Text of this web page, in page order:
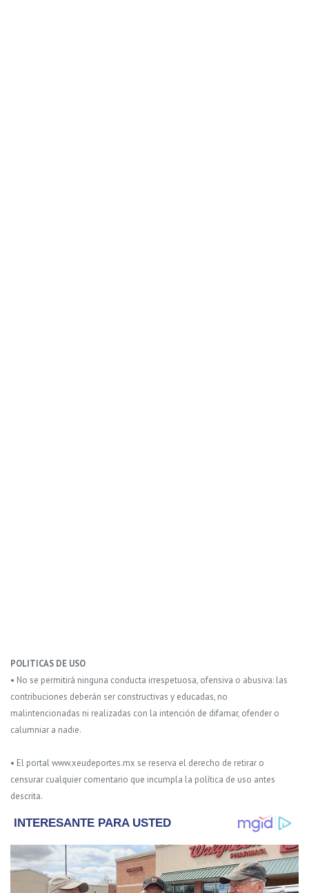
POLITICAS DE USO
• No se permitirá ninguna conducta irrespetuosa, ofensiva o abusiva: las
contribuciones deberán ser constructivas y educadas, no
malintencionadas ni realizadas con la intención de difamar, ofender o
calumniar a nadie.
• El portal www.xeudeportes.mx se reserva el derecho de retirar o
censurar cualquier comentario que incumpla la política de uso antes
descrita.